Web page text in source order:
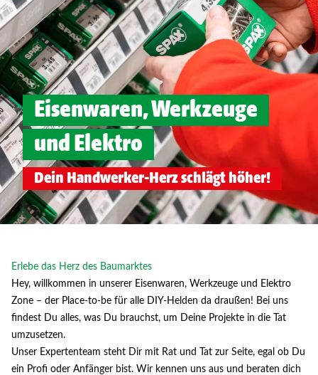
Eisenwaren, Werkzeuge
und Elektro
Dein Handwerker-Herz schlägt höher!
Erlebe das Herz des Baumarktes
Hey, willkommen in unserer Eisenwaren, Werkzeuge und Elektro
Zone – der Place-to-be für alle DIY-Helden da draußen! Bei uns
findest Du alles, was Du brauchst, um Deine Projekte in die Tat
umzusetzen.
Unser Expertenteam steht Dir mit Rat und Tat zur Seite, egal ob Du
ein Profi oder Anfänger bist. Wir kennen uns aus und beraten dich